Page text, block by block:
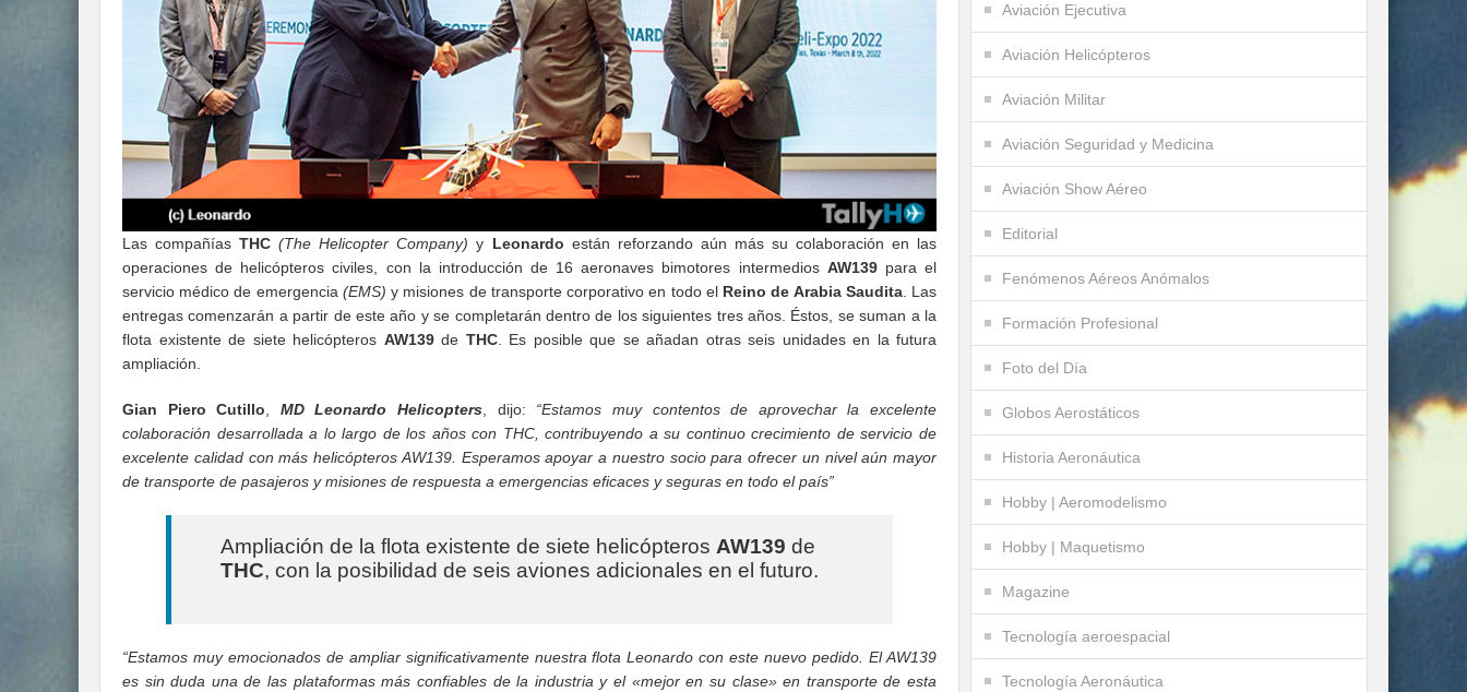
Las compañías THC (The Helicopter Company) y Leonardo están reforzando aún más su colaboración en las
operaciones de helicópteros civiles, con la introducción de 16 aeronaves bimotores intermedios AW139para el
servicio médico de emergencia(EMS) y misiones de transporte corporativo en todo el Reino de Arabia Saudita. Las
entregas comenzarán a partir de este año y se completarán dentro de los siguientes tres años. Éstos, se suman a la
flota existente de siete helicópteros AW139de THC. Es posible que se añadan otras seis unidades en la futura
ampliación.
Gian Piero Cutillo, MD Leonardo Helicopters, dijo: “Estamos muy contentos de aprovechar la excelente
colaboración desarrollada a lo largo de los años con THC, contribuyendo a su continuo crecimiento de servicio de
excelente calidad con más helicópteros AW139. Esperamos apoyar a nuestro socio para ofrecer un nivel aún mayor
de transporte de pasajeros y misiones de respuesta a emergencias eficaces y seguras en todo el país”
Ampliación de la flota existente de siete helicópteros AW139 de
THC, con la posibilidad de seis aviones adicionales en el futuro.
“Estamos muy emocionados de ampliar significativamente nuestra flota Leonardo con este nuevo pedido. El AW139
es sin duda una de las plataformas más confiables de la industria y el «mejor en su clase» en transporte de esta
Aviación Ejecutiva
Aviación Helicópteros
Aviación Militar
Aviación Seguridad y Medicina
Aviación Show Aéreo
Editorial
Fenómenos Aéreos Anómalos
Formación Profesional
Foto del Día
Globos Aerostáticos
Historia Aeronáutica
Hobby | Aeromodelismo
Hobby | Maquetismo
Magazine
Tecnología aeroespacial
Tecnología Aeronáutica